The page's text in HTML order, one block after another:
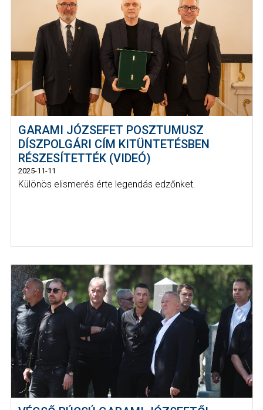
GARAMI JÓZSEFET POSZTUMUSZ
DÍSZPOLGÁRI CÍM KITÜNTETÉSBEN
RÉSZESÍTETTÉK (VIDEÓ)
2025-11-11
Különös elismerés érte legendás edzőnket.